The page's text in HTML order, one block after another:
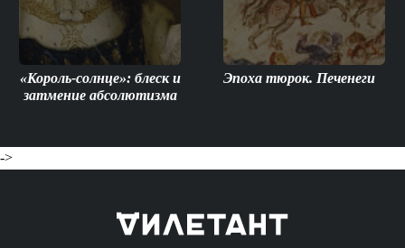
«Король-солнце»: блеск и
затмение абсолютизма
Эпоха тюрок. Печенеги
->